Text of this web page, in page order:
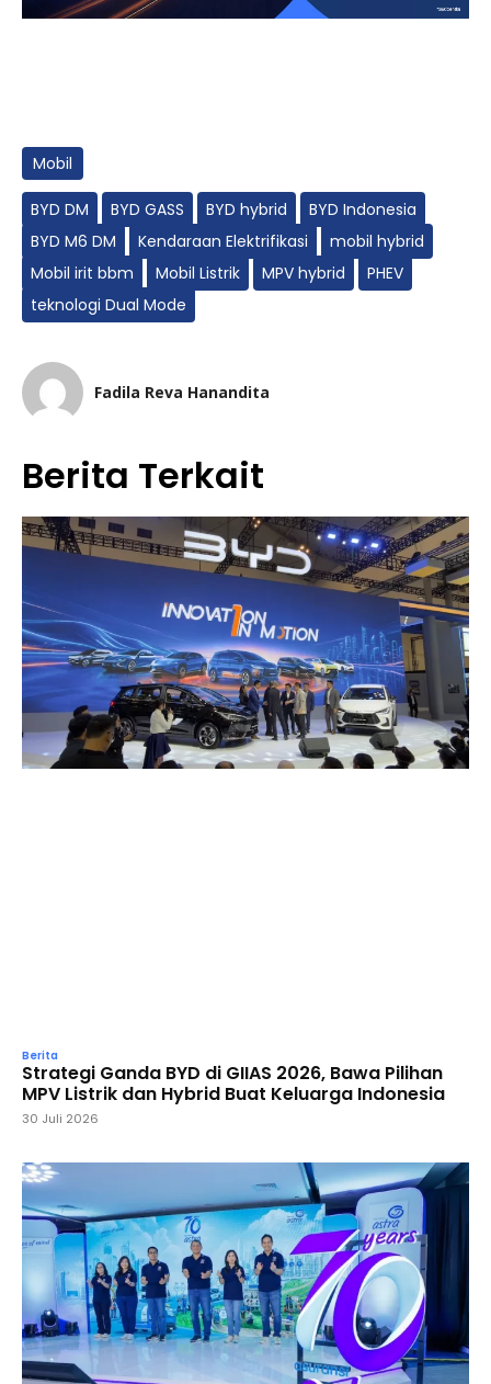
Mobil
BYD DM BYD GASS BYD hybrid
BYD Indonesia
BYD M6 DM
Kendaraan Elektrifikasi
mobil hybrid
Mobil irit bbm
Mobil Listrik MPV hybrid
PHEV
teknologi Dual Mode
Fadila Reva Hanandita
Berita Terkait
Berita
Strategi Ganda BYD di GIIAS 2026, Bawa Pilihan
MPV Listrik dan Hybrid Buat Keluarga Indonesia
30 Juli 2026